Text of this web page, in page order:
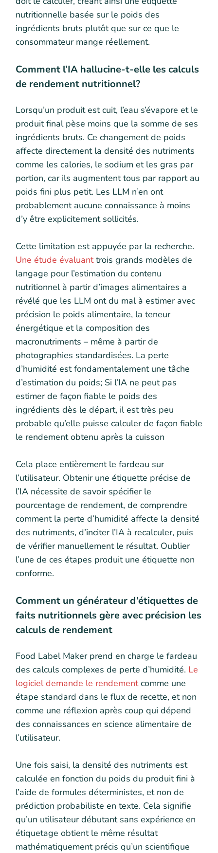
nutritionnelle basée sur le poids des
ingrédients bruts plutôt que sur ce que le
consommateur mange réellement.
Comment l’IA hallucine-t-elle les calculs
de rendement nutritionnel?
Lorsqu’un produit est cuit, l’eau s’évapore et le
produit final pèse moins que la somme de ses
ingrédients bruts. Ce changement de poids
affecte directement la densité des nutriments
comme les calories, le sodium et les gras par
portion, car ils augmentent tous par rapport au
poids fini plus petit. Les LLM n’en ont
probablement aucune connaissance à moins
d’y être explicitement sollicités.
Cette limitation est appuyée par la recherche.
Une étude évaluanttrois grands modèles de
langage pour l’estimation du contenu
nutritionnel à partir d’images alimentaires a
révélé que les LLM ont du mal à estimer avec
précision le poids alimentaire, la teneur
énergétique et la composition des
macronutriments – même à partir de
photographies standardisées. La perte
d’humidité est fondamentalement une tâche
d’estimation du poids; Si l’IA ne peut pas
estimer de façon fiable le poids des
ingrédients dès le départ, il est très peu
probable qu’elle puisse calculer de façon fiable
le rendement obtenu après la cuisson
Cela place entièrement le fardeau sur
l’utilisateur. Obtenir une étiquette précise de
l’IA nécessite de savoir spécifier le
pourcentage de rendement, de comprendre
comment la perte d’humidité affecte la densité
des nutriments, d’inciter l’IA à recalculer, puis
de vérifier manuellement le résultat. Oublier
l’une de ces étapes produit une étiquette non
conforme.
Comment un générateur d’étiquettes de
faits nutritionnels gère avec précision les
calculs de rendement
Food Label Maker prend en charge le fardeau
des calculs complexes de perte d’humidité. Le
logiciel demande le rendementcomme une
étape standard dans le flux de recette, et non
comme une réflexion après coup qui dépend
des connaissances en science alimentaire de
l’utilisateur.
Une fois saisi, la densité des nutriments est
calculée en fonction du poids du produit fini à
l’aide de formules déterministes, et non de
prédiction probabiliste en texte. Cela signifie
qu’un utilisateur débutant sans expérience en
étiquetage obtient le même résultat
mathématiquement précis qu’un scientifique